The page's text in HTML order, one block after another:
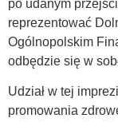
po udanym
reprezentować
Ogólnopolskim
odbędzie się w
Udział w tej
promowania